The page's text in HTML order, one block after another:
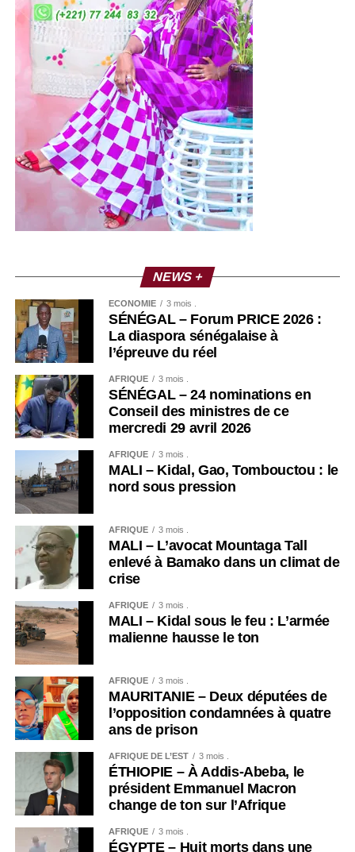
NEWS +
ECONOMIE 3 mois .
SÉNÉGAL – Forum PRICE 2026 :
La diaspora sénégalaise à
l’épreuve du réel
AFRIQUE 3 mois .
SÉNÉGAL – 24 nominations en
Conseil des ministres de ce
mercredi 29 avril 2026
AFRIQUE 3 mois .
MALI – Kidal, Gao, Tombouctou : le
nord sous pression
AFRIQUE 3 mois .
MALI – L’avocat Mountaga Tall
enlevé à Bamako dans un climat de
crise
AFRIQUE 3 mois .
MALI – Kidal sous le feu : L’armée
malienne hausse le ton
AFRIQUE 3 mois .
MAURITANIE – Deux députées de
l’opposition condamnées à quatre
ans de prison
AFRIQUE DE L’EST 3 mois .
ÉTHIOPIE – À Addis-Abeba, le
président Emmanuel Macron
change de ton sur l’Afrique
AFRIQUE 3 mois .
ÉGYPTE – Huit morts dans une